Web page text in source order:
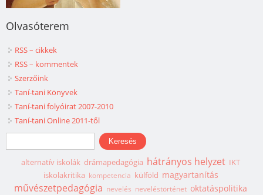
Olvasóterem
RSS – cikkek
RSS – kommentek
Szerzőink
Taní-tani Könyvek
Taní-tani folyóirat 2007-2010
Taní-tani Online 2011-től
Keresés űrlap
Keresés
alternatív iskolák drámapedagógia hátrányos helyzet IKT
iskolakritika kompetencia külföld magyartanítás
művészetpedagógia nevelés neveléstörténet oktatáspolitika